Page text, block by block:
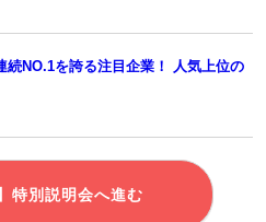
続NO.1を誇る注目企業！ 人気上位の
特別説明会へ進む